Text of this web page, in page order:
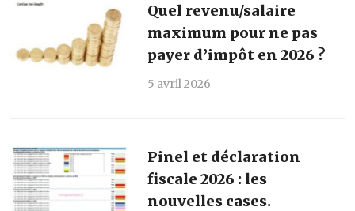
Quel revenu/salaire
maximum pour ne pas
payer d’impôt en 2026 ?
5 avril 2026
Pinel et déclaration
fiscale 2026 : les
nouvelles cases.